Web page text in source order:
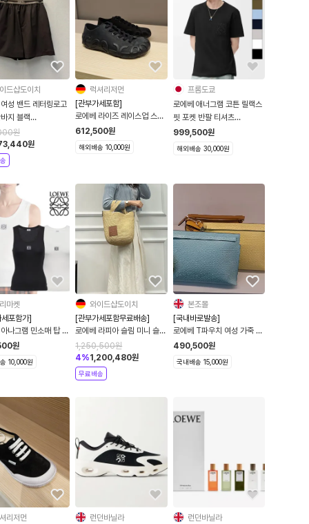
드샵도이치
성 밴드 레터링로고
지 블랙
원
원
럭셔리저먼
[관부가세포함]
로에베 라이즈 레이스업 스니
커즈 블랙 L814282X70
612,500원
해외배송 10,000원
프롬도쿄
로에베 애너그램 코튼 릴랙스
핏 포켓 반팔 티셔츠
H526Y22XBC
999,500원
해외배송 30,000원
마켓
포함가]
나그램 민소매 탑 2
원
10,000원
와이드샵도이치
[관부가세포함무료배송]
로에베 라피아 슬림 미니 슬릿
백 NATURAL
A685453X07
1,250,500원
4%1,200,480원
무료배송
본조몰
[국내바로발송]
로에베 T파우치 여성 가죽 클
러치백
490,500원
국내배송 15,000원
리저먼
런던바닐라
런던바닐라